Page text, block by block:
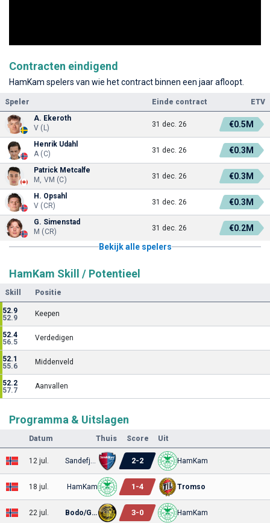
Contracten eindigend
HamKam spelers van wie het contract binnen een jaar afloopt.
Speler Einde contract
ETV
A. Ekeroth
V (L)
31 dec. 26 €0.5M
Henrik Udahl
A (C)
31 dec. 26 €0.3M
Patrick Metcalfe
M, VM (C)
31 dec. 26 €0.3M
H. Opsahl
V (CR)
31 dec. 26 €0.3M
G. Simenstad
M (CR)
31 dec. 26
€0.2M
Bekijk alle spelers
HamKam Skill / Potentieel
Skill Positie
52.9
52.9
Keepen
52.4
56.5
Verdedigen
52.1
55.6
Middenveld
52.2
57.7
Aanvallen
Programma & Uitslagen
Datum Thuis Score Uit
12 jul. Sandefjord 2-2 HamKam
18 jul. HamKam 1 -4 Tromso
22 jul. Bodo/Glimt 3-0 HamKam